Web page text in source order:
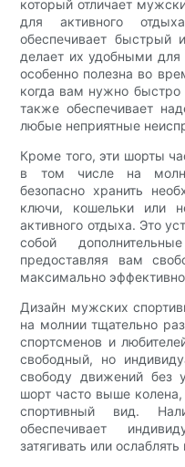
который отличает
для активного
обеспечивает быстрый
делает их удобными
особенно полезна во
когда вам нужно быстро
также обеспечивает
любые неприятные
Кроме того, эти шорты
в том числе на
безопасно хранить
ключи, кошельки или
активного отдыха. Это
собой
предоставляя вам
максимально
Дизайн мужских
на молнии тщательно
спортсменов и
свободный, но
свободу движений без
шорт часто выше
спортивный вид.
обеспечивает
затягивать или